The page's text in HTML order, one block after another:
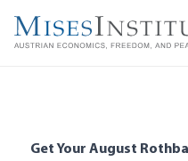
main
Get Your August